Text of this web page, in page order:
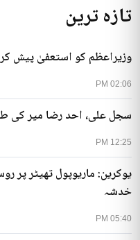
تازہ ترین
02:06 PM
وزیراعظم کو استعفیٰ پیش کر
12:25 PM
سجل علی، احد رضا میر کی
05:40 PM
خدشہ